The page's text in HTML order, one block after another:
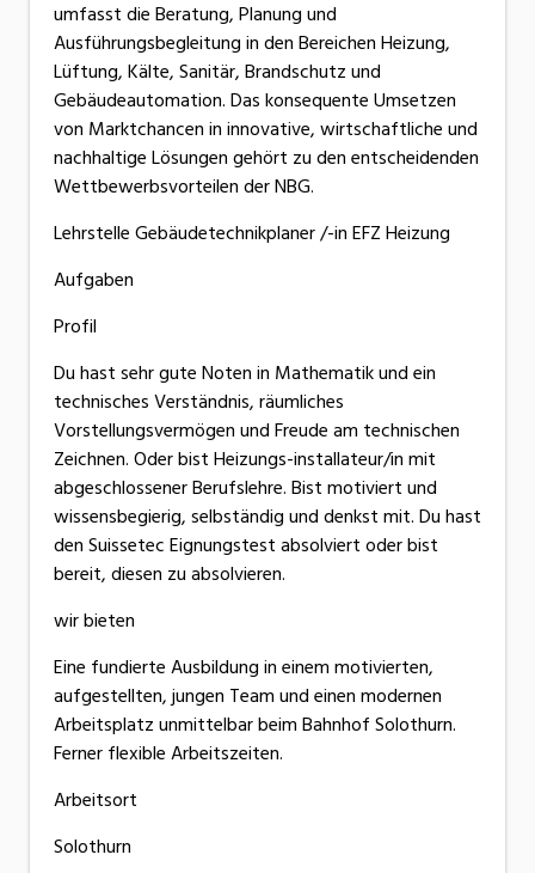
umfasst die Beratung, Planung und
Ausführungsbegleitung in den Bereichen Heizung,
Lüftung, Kälte, Sanitär, Brandschutz und
Gebäudeautomation. Das konsequente Umsetzen
von Marktchancen in innovative, wirtschaftliche und
nachhaltige Lösungen gehört zu den entscheidenden
Wettbewerbsvorteilen der NBG.
Lehrstelle Gebäudetechnikplaner /-in EFZ Heizung
Aufgaben
Profil
Du hast sehr gute Noten in Mathematik und ein
technisches Verständnis, räumliches
Vorstellungsvermögen und Freude am technischen
Zeichnen. Oder bist Heizungs-installateur/in mit
abgeschlossener Berufslehre. Bist motiviert und
wissensbegierig, selbständig und denkst mit. Du hast
den Suissetec Eignungstest absolviert oder bist
bereit, diesen zu absolvieren.
wir bieten
Eine fundierte Ausbildung in einem motivierten,
aufgestellten, jungen Team und einen modernen
Arbeitsplatz unmittelbar beim Bahnhof Solothurn.
Ferner flexible Arbeitszeiten.
Arbeitsort
Solothurn